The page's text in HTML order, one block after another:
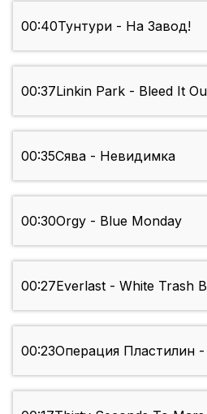
00:40Тунтури - На Завод!
00:37Linkin Park - Bleed It
00:35Сява - Невидимка
00:30Orgy - Blue Monday
00:27Everlast - White Trash
00:23Операция Пластилин